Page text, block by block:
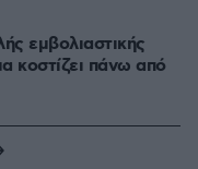
εμβολιαστικής
κοστίζει πάνω από